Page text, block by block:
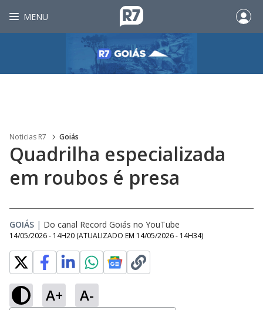
MENU
Noticias R7 Goiás
Quadrilha especializada
em roubos é presa
GOIÁS | Do canal Record Goiás no YouTube
14/05/2026 - 14H20 (ATUALIZADO EM 14/05/2026 - 14H34)
A+ A-